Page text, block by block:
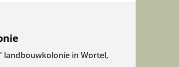
landbouwkolonie in Wortel,